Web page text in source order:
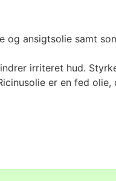
og ansigtsolie samt
irriteret hud.
er en fed olie,